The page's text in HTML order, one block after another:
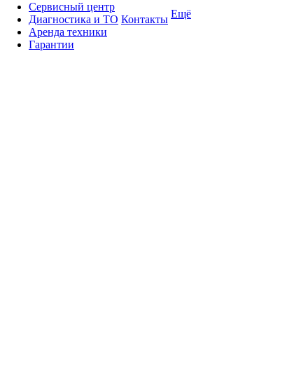
Сервисный центр
Диагностика и ТО
Аренда техники
Гарантии
Контакты Ещё